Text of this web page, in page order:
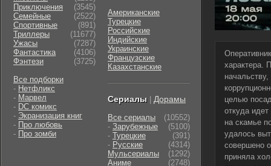
характера.
целью
откуда
на скамье
удалось
совершено
приняла
Приключения
(3545)
Семейные
(2522)
Cпортивные
(891)
Триллеры
(11677)
Ужасы
(7287)
Фантастика
(4106)
Фэнтези
(3725)
Все подборки
- Нетфликс
- Марвел
- DC комикс
- Экранизация книг
- Про любовь
- Про зомби
Американские
Турецкие
Российские
Индийские
Украинские
Французские
Казахстанские
Сериалы Дорамы
Все сериалы
(10552)
- Зарубежные
(5100)
- Турецкие
(391)
- Русские
(4314)
Мульсериалы
(1292)
Аниме
(2748)